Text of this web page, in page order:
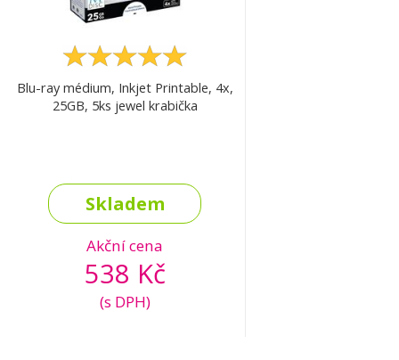
Blu-ray médium, Inkjet Printable, 4x,
25GB, 5ks jewel krabička
Skladem
Akční cena
538 Kč
(s DPH)